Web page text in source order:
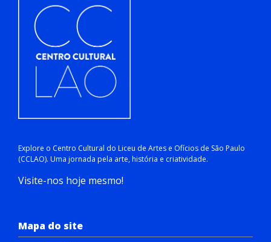
Explore o Centro Cultural do Liceu de Artes e Ofícios de São Paulo
(CCLAO). Uma jornada pela arte, história e criatividade.
Visite-nos hoje mesmo!
Mapa do site